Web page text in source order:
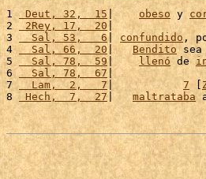
1 Deut, 32,  15 | obeso y
2 2Rey, 17,  20
3
  Sal, 53,   6
| confundido ,
4
  Sal, 66,  20
| Bendito sea
5
  Sal, 78,  59
| llenó de
6
  Sal, 78,  67
7
  Lam,  2,   7
| 7
8
Hech,  7,  27| maltrataba